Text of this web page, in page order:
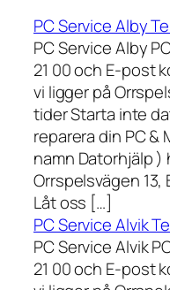
PC Service Alby
PC Service Alby
21 00 och E-post
vi ligger på
tider Starta inte
reparera din PC &
namn Datorhjälp )
Orrspelsvägen 13,
Låt oss […]
PC Service Alvik
PC Service Alvik
21 00 och E-post